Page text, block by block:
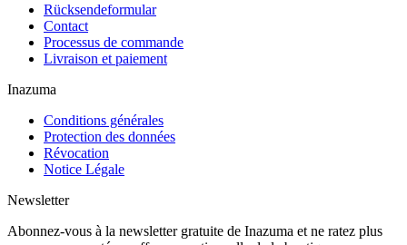
Rücksendeformular
Contact
Processus de commande
Livraison et paiement
Inazuma
Conditions générales
Protection des données
Révocation
Notice Légale
Newsletter
Abonnez-vous à la newsletter gratuite de Inazuma et ne ratez plus